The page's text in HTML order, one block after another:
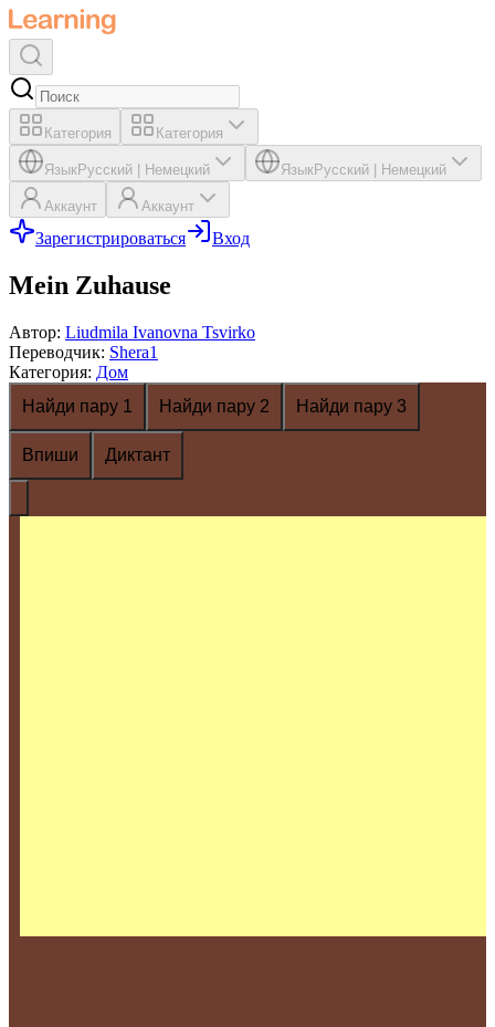
Категория Категория
ЯзыкРусский Немецкий ЯзыкРусский Немецкий
Аккаунт Аккаунт
Зарегистрироваться Вход
Mein Zuhause
Автор: Liudmila Ivanovna Tsvirko
Переводчик: Shera1
Категория: Дом
Найди пару 1
Найди пару 2 Найди пару 3
Впиши Диктант